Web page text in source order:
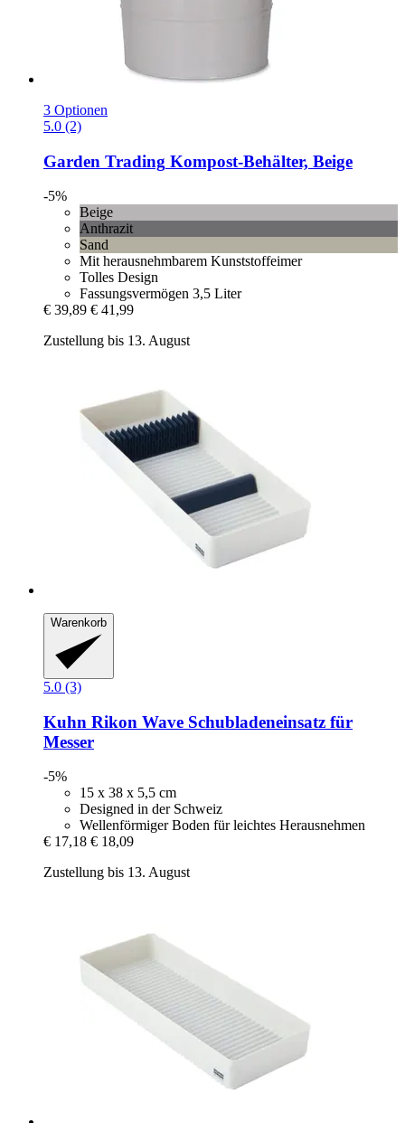
3 Optionen
5.0 (2)
Garden Trading Kompost-​Behälter, Beige
-5%
Beige
Anthrazit
Sand
Mit herausnehmbarem Kunststoffeimer
Tolles Design
Fassungsvermögen 3,5 Liter
€ 39,89 € 41,99
Zustellung bis 13. August
Warenkorb
5.0 (3)
Kuhn Rikon Wave Schubladeneinsatz für
Messer
-5%
15 x 38 x 5,5 cm
Designed in der Schweiz
Wellenförmiger Boden für leichtes Herausnehmen
€ 17,18 € 18,09
Zustellung bis 13. August